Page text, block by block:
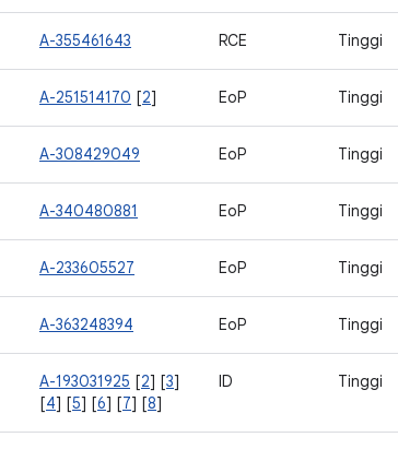
A-355461643 RCE Tinggi
A-251514170 [2] EoP Tinggi
A-308429049 EoP Tinggi
A-340480881 EoP Tinggi
A-233605527 EoP Tinggi
A-363248394 EoP Tinggi
A-193031925 [2] [3]
[4] [5] [6] [7] [8]
ID Tinggi